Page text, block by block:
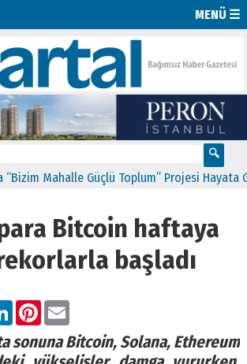
MENÜ ☰
Mahalle Güçlü Toplum” Projesi Hayata Geçti
Bitcoin haftaya
başladı
LinkedIn
Pinterest
Email
sonuna Bitcoin, Solana, Ethereum